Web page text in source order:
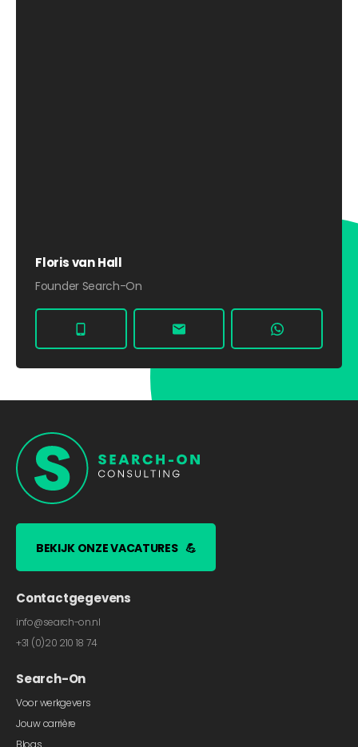
Floris van Hall
Founder Search-On
BEKIJK ONZE VACATURES 💪
Contactgegevens
info@search-on.nl
+31 (0)20 210 18 74
Search-On
Voor werkgevers
Jouw carrière